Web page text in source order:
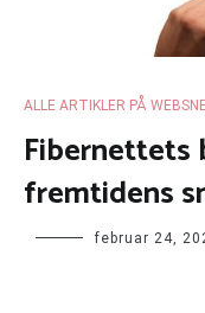
ALLE ARTIKLER PÅ
fremtidens
februar 24,